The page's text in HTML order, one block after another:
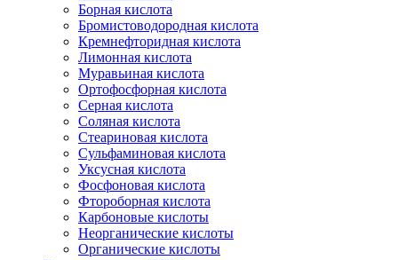
Борная кислота
Бромистоводородная кислота
Кремнефторидная кислота
Лимонная кислота
Муравьиная кислота
Ортофосфорная кислота
Серная кислота
Соляная кислота
Стеариновая кислота
Сульфаминовая кислота
Уксусная кислота
Фосфоновая кислота
Фтороборная кислота
Карбоновые кислоты
Неорганические кислоты
Органические кислоты